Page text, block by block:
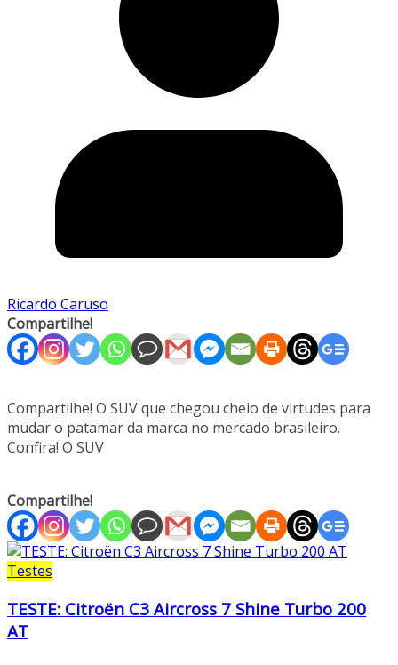
Ricardo Caruso
Compartilhe!
Compartilhe! O SUV que chegou cheio de virtudes para
mudar o patamar da marca no mercado brasileiro.
Confira! O SUV
Compartilhe!
Testes
TESTE: Citroën C3 Aircross 7 Shine Turbo 200
AT